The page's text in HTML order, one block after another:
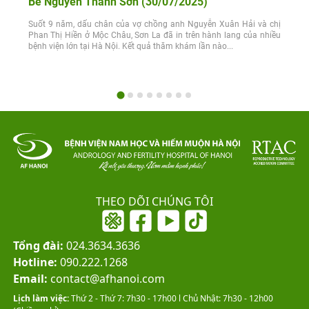
Suốt 9 năm, dấu chân của vợ chồng anh Nguyễn Xuân Hải và chị
Phan Thị Hiền ở Mộc Châu, Sơn La đã in trên hành lang của nhiều
bệnh viện lớn tại Hà Nội. Kết quả thăm khám lần nào...
THEO DÕI CHÚNG TÔI
Tổng đài: 024.3634.3636
Hotline: 090.222.1268
Email: contact@afhanoi.com
Lịch làm việc:Thứ 2 - Thứ 7: 7h30 - 17h00 l Chủ Nhật: 7h30 - 12h00